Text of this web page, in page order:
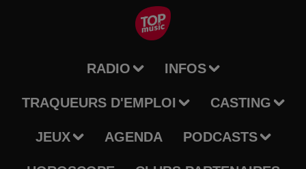
RADIO INFOS
TRAQUEURS D'EMPLOI CASTING
JEUX AGENDA PODCASTS